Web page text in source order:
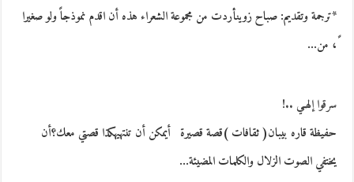
*ترجمة وتقديم: صباح زوينأردت من مجموعة الشعراء هذه أن اقدم نموذجاً ولو صغيرا
ً، من…
سرقوا إلهـي ..!
حفيظة قاره بيبان( ثقافات )قصة قصيرة أيمكن أن تنتهيهكذا قصتي معك؟أن
يختفي الصوت الزلال والكلمات المضيئة…